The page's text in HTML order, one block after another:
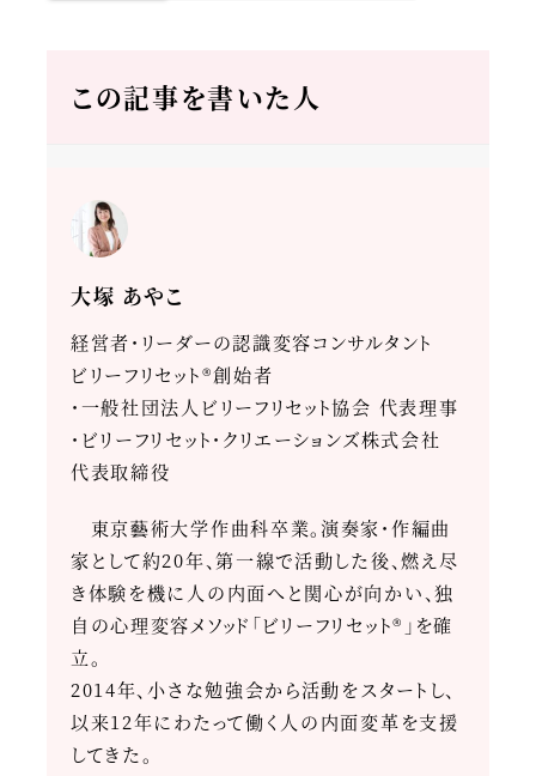
この記事を書いた人
大塚 あやこ
経営者・リーダーの認識変容コンサルタント
ビリーフリセット®創始者
・一般社団法人ビリーフリセット協会 代表理事
・ビリーフリセット・クリエーションズ株式会社
代表取締役
東京藝術大学作曲科卒業。演奏家・作編曲
家として約20年、第一線で活動した後、燃え尽
き体験を機に人の内面へと関心が向かい、独
自の心理変容メソッド「ビリーフリセット®」を確
立。
2014年、小さな勉強会から活動をスタートし、
以来12年にわたって働く人の内面変革を支援
してきた。